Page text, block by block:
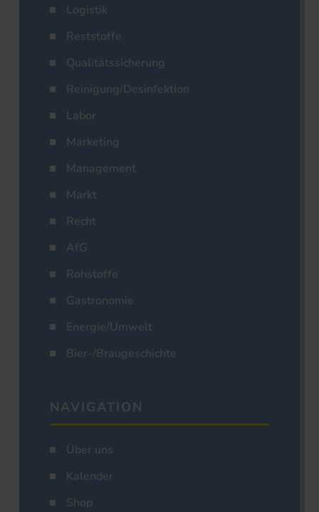
Logistik
Reststoffe
Qualitätssicherung
Reinigung/Desinfektion
Labor
Marketing
Management
Markt
Recht
AfG
Rohstoffe
Gastronomie
Energie/Umwelt
Bier-/Braugeschichte
NAVIGATION
Über uns
Kalender
Shop